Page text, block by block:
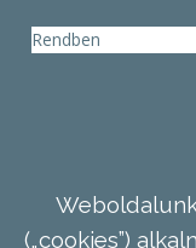
Rendben
(„cookies”)